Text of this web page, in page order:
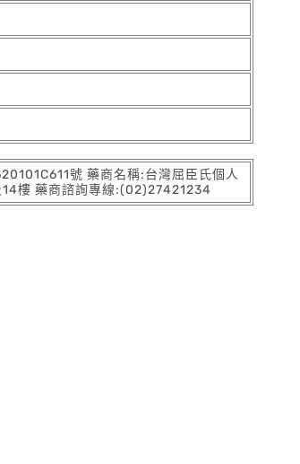
號 藥商名稱:台灣屈臣氏個人
14樓 藥商諮詢專線:(02)27421234